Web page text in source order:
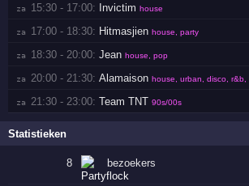
za 15:30 - 17:00: Invictim house
za 17:00 - 18:30: Hitmasjien house, party
za 18:30 - 20:00: Jean house, pop
za 20:00 - 21:30: Alamaison house, urban, disco, r&b,
za 21:30 - 23:00: Team TNT 90s/00s
Statistieken
8 bezoekers